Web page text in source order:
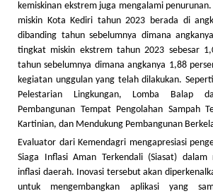
kemiskinan ekstrem juga mengalami
miskin Kota Kediri tahun 2023 berada di
dibanding tahun sebelumnya dimana
tingkat miskin ekstrem tahun 2023 sebesar
tahun sebelumnya dimana angkanya 1,88
kegiatan unggulan yang telah dilakukan.
Pelestarian Lingkungan, Lomba Balap
Pembangunan Tempat Pengolahan Sampah
Kartinian, dan Mendukung Pembangunan
Evaluator dari Kemendagri mengapresiasi
Siaga Inflasi Aman Terkendali (Siasat) dalam
inflasi daerah. Inovasi tersebut akan
untuk mengembangkan aplikasi yang